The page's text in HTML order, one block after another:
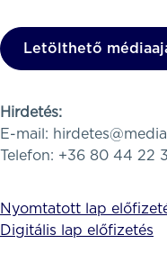
Letölthető
Hirdetés:
E-mail:
Telefon: +36 80 44 22
Nyomtatott lap
Digitális lap előfizetés